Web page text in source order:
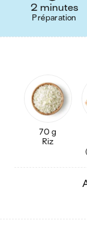
2 minutes
Préparation
70 g
Riz